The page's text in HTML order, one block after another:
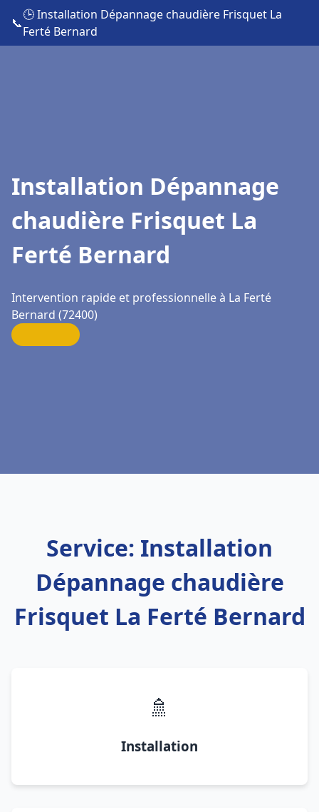
📞
🕒 Installation Dépannage chaudière Frisquet La
Ferté Bernard
Installation Dépannage
chaudière Frisquet La
Ferté Bernard
Intervention rapide et professionnelle à La Ferté
Bernard (72400)
Service: Installation
Dépannage chaudière
Frisquet La Ferté Bernard
🚿
Installation